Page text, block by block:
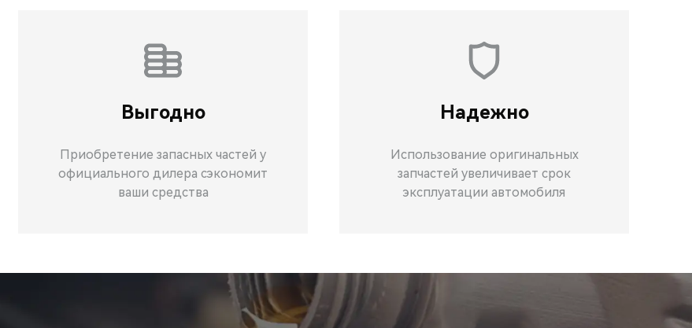
Выгодно
Приобретение запасных частей у
официального дилера сэкономит
ваши средства
Надежно
Использование оригинальных
запчастей увеличивает срок
эксплуатации автомобиля